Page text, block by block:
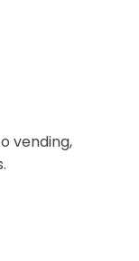
vending,